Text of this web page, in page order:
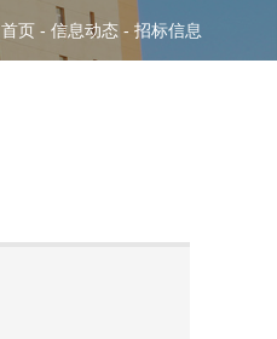
首页 - 信息动态 - 招标信息